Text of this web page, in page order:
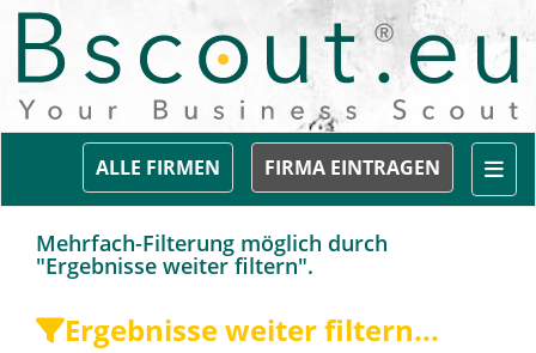
FIRMA EINTRAGEN
ALLE FIRMEN
Mehrfach-Filterung möglich durch
"Ergebnisse weiter filtern".
Ergebnisse weiter filtern...